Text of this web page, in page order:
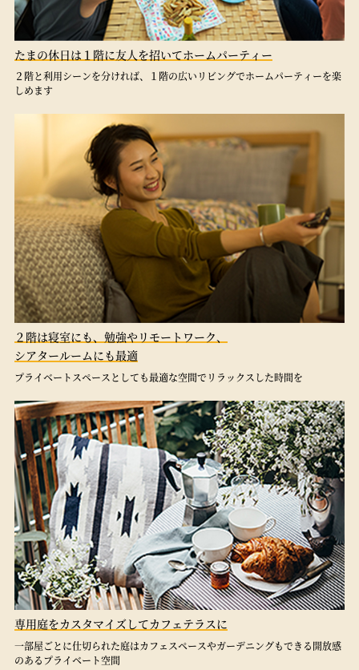
たまの休日は１階に友人を招いてホームパーティー
２階と利用シーンを分ければ、１階の広いリビングでホームパーティーを楽
しめます
２階は寝室にも、勉強やリモートワーク、
シアタールームにも最適
プライベートスペースとしても最適な空間でリラックスした時間を
専用庭をカスタマイズしてカフェテラスに
一部屋ごとに仕切られた庭はカフェスペースやガーデニングもできる開放感
のあるプライベート空間